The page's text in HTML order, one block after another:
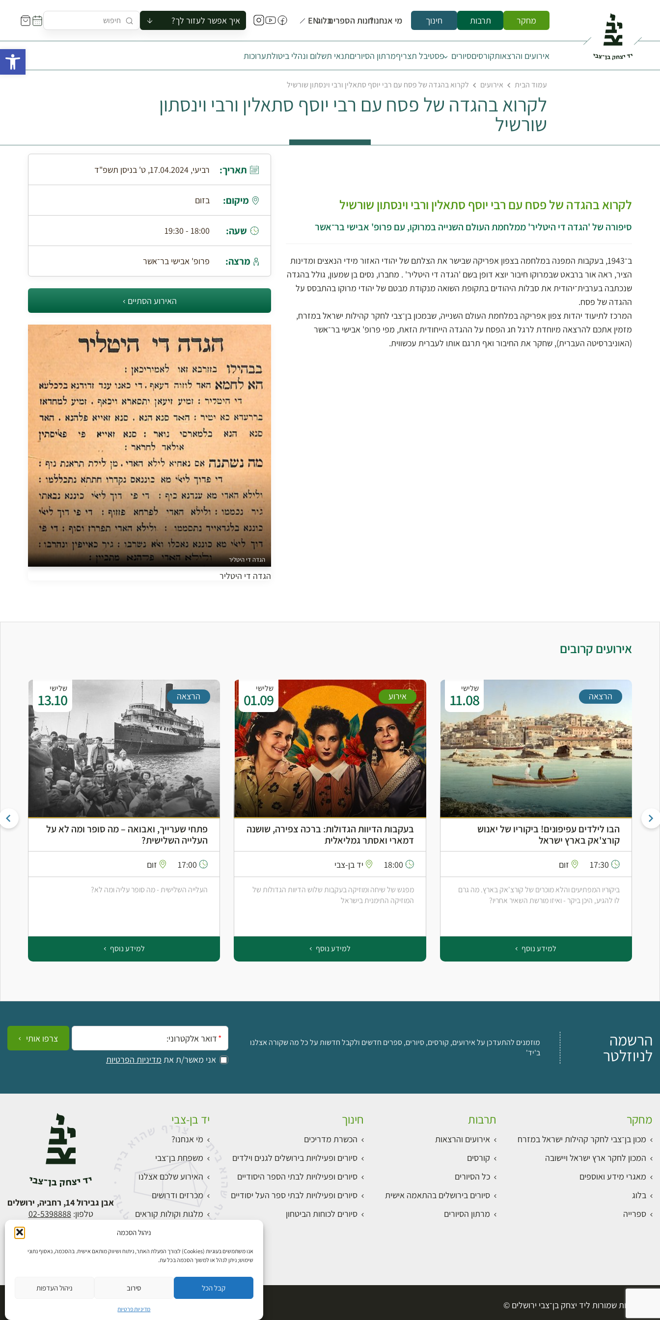
ניהול הסכמה
אנו משתמשים בעוגיות (Cookies) לצורך הפעלת האתר, ניתוח ושיווק מותאם אישית. בהסכמה, נאסוף נתוני
שימוש; ניתן לנהל או למשוך הסכמה בכל עת.
קבל הכל סירוב ניהול העדפות
מדיניות פרטיות
מחקר תרבות חינוך מי אנחנו?חנות הספריםבלוגEN איך אפשר לעזור לך?
להזמין סיור לקבוצה
להירשם לסיור
להירשם לקורס
לבקר בספרייה
לתאם ביקור בצריף
אירועים והרצאותקורסיםסיורים פסטיבל תצריףמרתון הסיוריםתנאי תשלום ונהלי ביטולתערוכות
עמוד הבית אירועים לקרוא בהגדה של פסח עם רבי יוסף סתאלין ורבי וינסתון שורשיל
לקרוא בהגדה של פסח עם רבי יוסף סתאלין ורבי וינסתון
שורשיל
לקרוא בהגדה של פסח עם רבי יוסף סתאלין ורבי וינסתון שורשיל
סיפורה של 'הגדה די היטליר' ממלחמת העולם השנייה במרוקו, עם פרופ' אבישי בר־אשר
ב־1943, בעקבות המפנה במלחמה בצפון אפריקה שבישר את הצלתם של יהודי האזור מידי הנאצים ומדינות
הציר, ראה אור ברבאט שבמרוקו חיבור יוצא דופן בשם 'הגדה די היטליר' . מחברו, נסים בן שמעון, גולל בהגדה
שנכתבה בערבית־יהודית את סבלות היהודים בתקופת השואה מנקודת מבטם של יהודי מרוקו בהתבסס על
ההגדה של פסח.
המרכז לתיעוד יהדות צפון אפריקה במלחמת העולם השנייה, שבמכון בן־צבי לחקר קהילות ישראל במזרח,
מזמין אתכם להרצאה מיוחדת לרגל חג הפסח על ההגדה הייחודית הזאת, מפי פרופ' אבישי בר־אשר
(האוניברסיטה העברית), שחקר את החיבור ואף תרגם אותו לעברית עכשווית.
תאריך: רביעי, 17.04.2024, ט' בניסן תשפ"ד
מיקום: בזום
שעה: 18:00 - 19:30
מרצה: פרופ' אבישי בר־אשר
האירוע הסתיים
הגדה די היטליר
הגדה די היטליר
אירועים קרובים
שלישי
11.08 הרצאה
הבו לילדים עפיפונים! ביקוריו של יאנוש
קורצ'אק בארץ ישראל
17:30 זום
ביקוריו המפתיעים והלא מוכרים של קורצ'אק בארץ. מה גרם
לו להגיע, היכן ביקר - ואיזו מורשת השאיר אחריו?
למידע נוסף
שלישי
01.09 אירוע
בעקבות הדיוות הגדולות: ברכה צפירה, שושנה
דמארי ואסתר גמליאלית
יד בן-צבי
מפגש של שיחה ומוזיקה בעקבות שלוש הדיוות הגדולות של
המוזיקה התימנית בישראל
למידע נוסף
שלישי
13.10 הרצאה
פתחי שערייך, ואבואה – מה סופר ומה לא על
העלייה השלישית?
17:00 זום
העלייה השלישית - מה סופר עליה ומה לא?
למידע נוסף
הרשמה
לניוזלטר
מוזמנים להתעדכן על אירועים, קורסים, סיורים, ספרים חדשים ולקבל חדשות על כל מה שקורה אצלנו
ב'יד'
אימייל:
אני מאשר/ת את מדיניות הפרטיות
צרפו אותי
מחקר
מכון בן־צבי לחקר קהילות ישראל במזרח
המכון לחקר ארץ ישראל ויישובה
מאגרי מידע ואוספים
בלוג
ספרייה
תרבות
אירועים והרצאות
קורסים
כל הסיורים
סיורים בירושלים בהתאמה אישית
מרתון הסיורים
חינוך
הכשרת מדריכים
סיורים ופעילויות בירושלים לגנים וילדים
סיורים ופעילויות לבתי הספר היסודיים
סיורים ופעילויות לבתי ספר העל יסודיים
סיורים לכוחות הביטחון
יד בן-צבי
מי אנחנו?
משפחת בן־צבי
האירוע שלכם אצלנו
מכרזים ודרושים
מלגות וקולות קוראים
התחברות
אבן גבירול 14, רחביה, ירושלים
טלפון: 02-5398888
כל הזכויות שמורות ליד יצחק בן־צבי ירושלים ©